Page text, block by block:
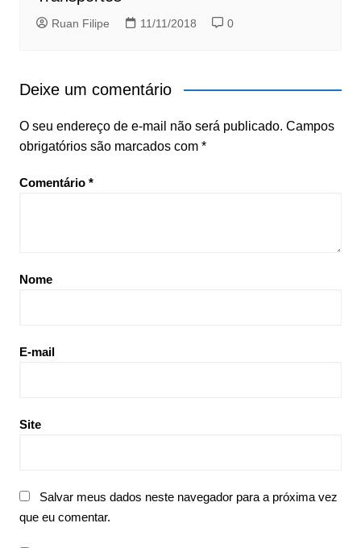
Ruan Filipe 11/11/2018 0
Deixe um comentário
O seu endereço de e-mail não será publicado. Campos
obrigatórios são marcados com *
Comentário *
Nome
E-mail
Site
Salvar meus dados neste navegador para a próxima vez
que eu comentar.